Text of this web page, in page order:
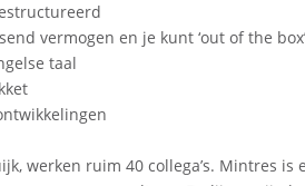
vermogen en je kunt ‘out of the
taal
werken ruim 40 collega’s. Mintres